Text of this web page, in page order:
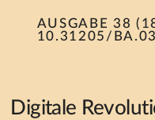
AUSGABE 38
10.31205/
Digitale